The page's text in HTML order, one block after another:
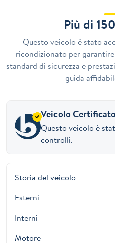
Più di
Questo veicolo è stato
ricondizionato per
standard di sicurezza e
guida
Veicolo
Questo veicolo è
controlli.
Storia del veicolo
Esterni
Interni
Motore